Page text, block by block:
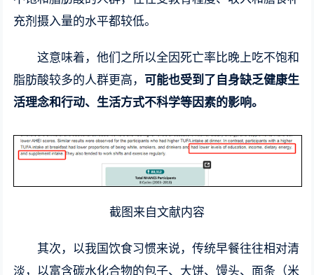
充剂摄入量的水平都较低。
这意味着，他们之所以全因死亡率比晚上吃不饱和
脂肪酸较多的人群更高， 可能也受到了自身缺乏健康生
活理念和行动、生活方式不科学等因素的影响。
截图来自文献内容
其次，以我国饮食习惯来说，传统早餐往往相对清
淡，以富含碳水化合物的包子、大饼、馒头、面条（米